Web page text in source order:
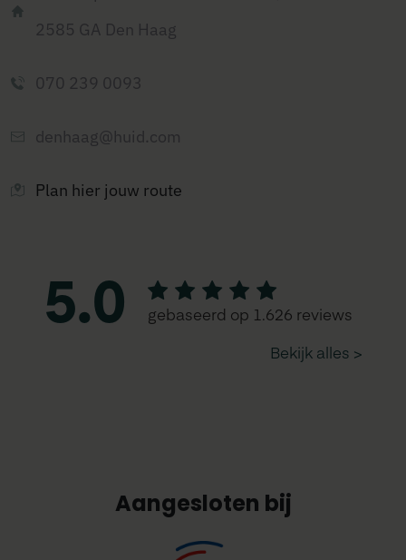
2585 GA Den Haag
070 239 0093
denhaag@huid.com
Plan hier jouw route
Aangesloten bij